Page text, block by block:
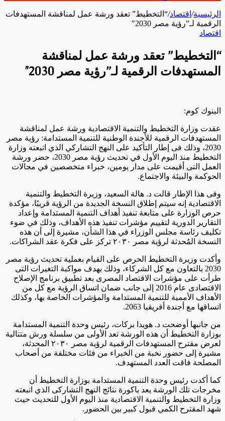
الرئيسية/اقتصاد/“التخطيط” تعقد ورشة عمل لمناقشة المستهدفات
الرقمية لـ”رؤية مصر 2030″
اقتصاد
“التخطيط” تعقد ورشة عمل لمناقشة
المستهدفات الرقمية لـ”رؤية مصر 2030″
البنوك كوم:
عقدت وزارة التخطيط والتنمية الاقتصادية ورشة عمل لمناقشة
المستهدفات الرقمية للأجندة الوطنية للتنمية المستدامة: رؤية مصر
2030، وذلك فى إطار التأكيد على النهج التشاركي الذي اتبعته وزارة
التخطيط منذ اليوم الأول في تحديث رؤية مصر 2030، حضر ورشة
العمل التى أقيمت على مدار يومين، خبراء متخصصين في مجالات
الحوكمة والبيئة والاجتماع.
وفى هذا الإطار قالت د. هالة السعيد، وزيرة التخطيط والتنمية
الاقتصادية إنه سيتم إطلاق النسخة الجديدة من الرؤية قريبًا، مؤكدة
حرص الوزارة على متابعة تنفيذ أهداف التنمية المستدامة وإعداد
التقارير الدورية لتقييم مؤشرات تنفيذ هذه الأهداف، وذلك في ضوء
تكليف رئاسة مجلس الوزراء في هذا الشأن، مشيرة إلى أن هذه
النسخة المُحدثة لرؤية مصر ٢٠٣٠ تركز على فكرة عقد الشراكات.
وأكدت وزيرة التخطيط الحرص على القيام بعملية تحديث رؤية مصر
2030 بالتعاون مع كل الشركاء، وذلك بهدف مواكبة التغيرات التى
طرأت على مؤشرات الاقتصاد المصرى بعد تطبيق برنامج الإصلاح
الاقتصادى عام 2016 إلى جانب ضمان اتساق الرؤية مع كل من
الأهداف الأممية للتنمية المستدامة والمؤشرات الخاصة بها، وكذلك
اتساقها مع أجندة أفريقيا 2063.
من جانبها أوضحت د. هويدا بركات، رئيس وحدة التنمية المستدامة
بوزارة التخطيط أن هذه الورشة تعد الأولى من سلسلة ورش متتالية
لعرض مقترح المستهدفات الرقمية لرؤية مصر ٢٠٣٠ المحدثة،
مشيرة إلى حضور نخبة من الخبراء من فئات مختلفة من أصحاب
المصلحة فاقت العدد المستهدف.
كما أكدت رئيس وحدة التنمية المستدامة بوزارة التخطيط أن
مخرجات تلك الورشة يعد باكورة نتائج النهج التشاركى الذي اتبعته
وزارة التخطيط والتنمية الاقتصادية منذ اليوم الأول للتحديث حيث
شهد المقترح الكمي قبول كبير بين الحضور.